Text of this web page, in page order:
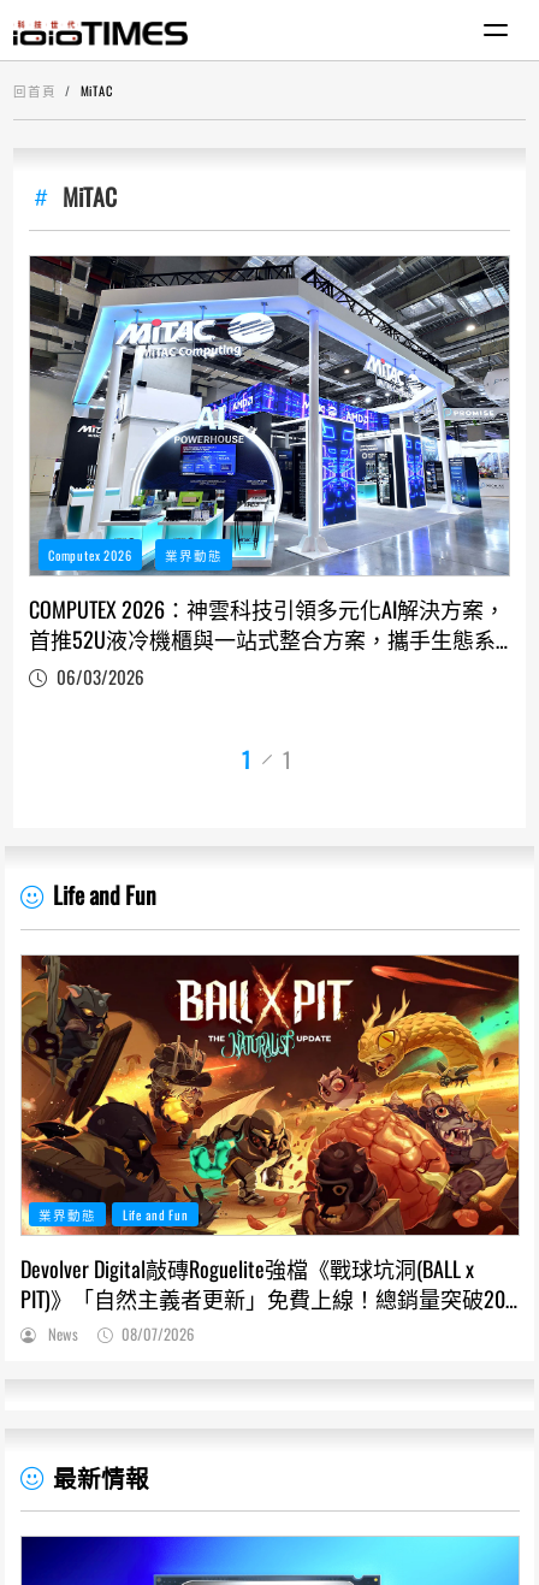
回首頁 MiTAC
MiTAC
Computex 2026 業界動態
COMPUTEX 2026：神雲科技引領多元化AI解決方案，
首推52U液冷機櫃與一站式整合方案，攜手生態系
迎接代理式AI浪潮
06/03/2026
1 1
Life and Fun
業界動態 Life and Fun
Devolver Digital敲磚Roguelite強檔《戰球坑洞(BALL x
PIT)》「自然主義者更新」免費上線！總銷量突破200
萬份，遊戲史低66折熱銷中
News 08/07/2026
最新情報